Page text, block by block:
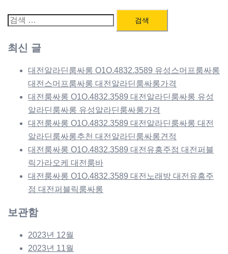
검
최신 글
대전알라딘룸싸롱 O1O.4832.3589 유성스머프룸싸롱
대전스머프룸싸롱 대전알라딘룸싸롱가격
대전룸싸롱 O1O.4832.3589 대전알라딘룸싸롱 유성
알라딘룸싸롱 유성알라딘룸싸롱가격
대전룸싸롱 O1O.4832.3589 대전알라딘룸싸롱 대전
알라딘룸싸롱추천 대전알라딘룸싸롱견적
대전룸싸롱 O1O.4832.3589 대전유흥주점 대전퍼블
릭가라오케 대전룸바
대전룸싸롱 O1O.4832.3589 대전노래방 대전유흥주
점 대전퍼블릭룸싸롱
보관함
2023년 12월
2023년 11월